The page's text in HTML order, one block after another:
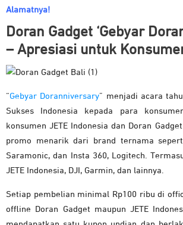
Alamatnya!
Doran Gadget ‘Gebyar
– Apresiasi untuk
“Gebyar Doranniversary” menjadi acara
Sukses Indonesia kepada para
konsumen JETE Indonesia dan Doran
promo menarik dari brand ternama
Saramonic, dan Insta 360, Logitech.
JETE Indonesia, DJI, Garmin, dan lainnya.
Setiap pembelian minimal Rp100 ribu di
offline Doran Gadget maupun JETE